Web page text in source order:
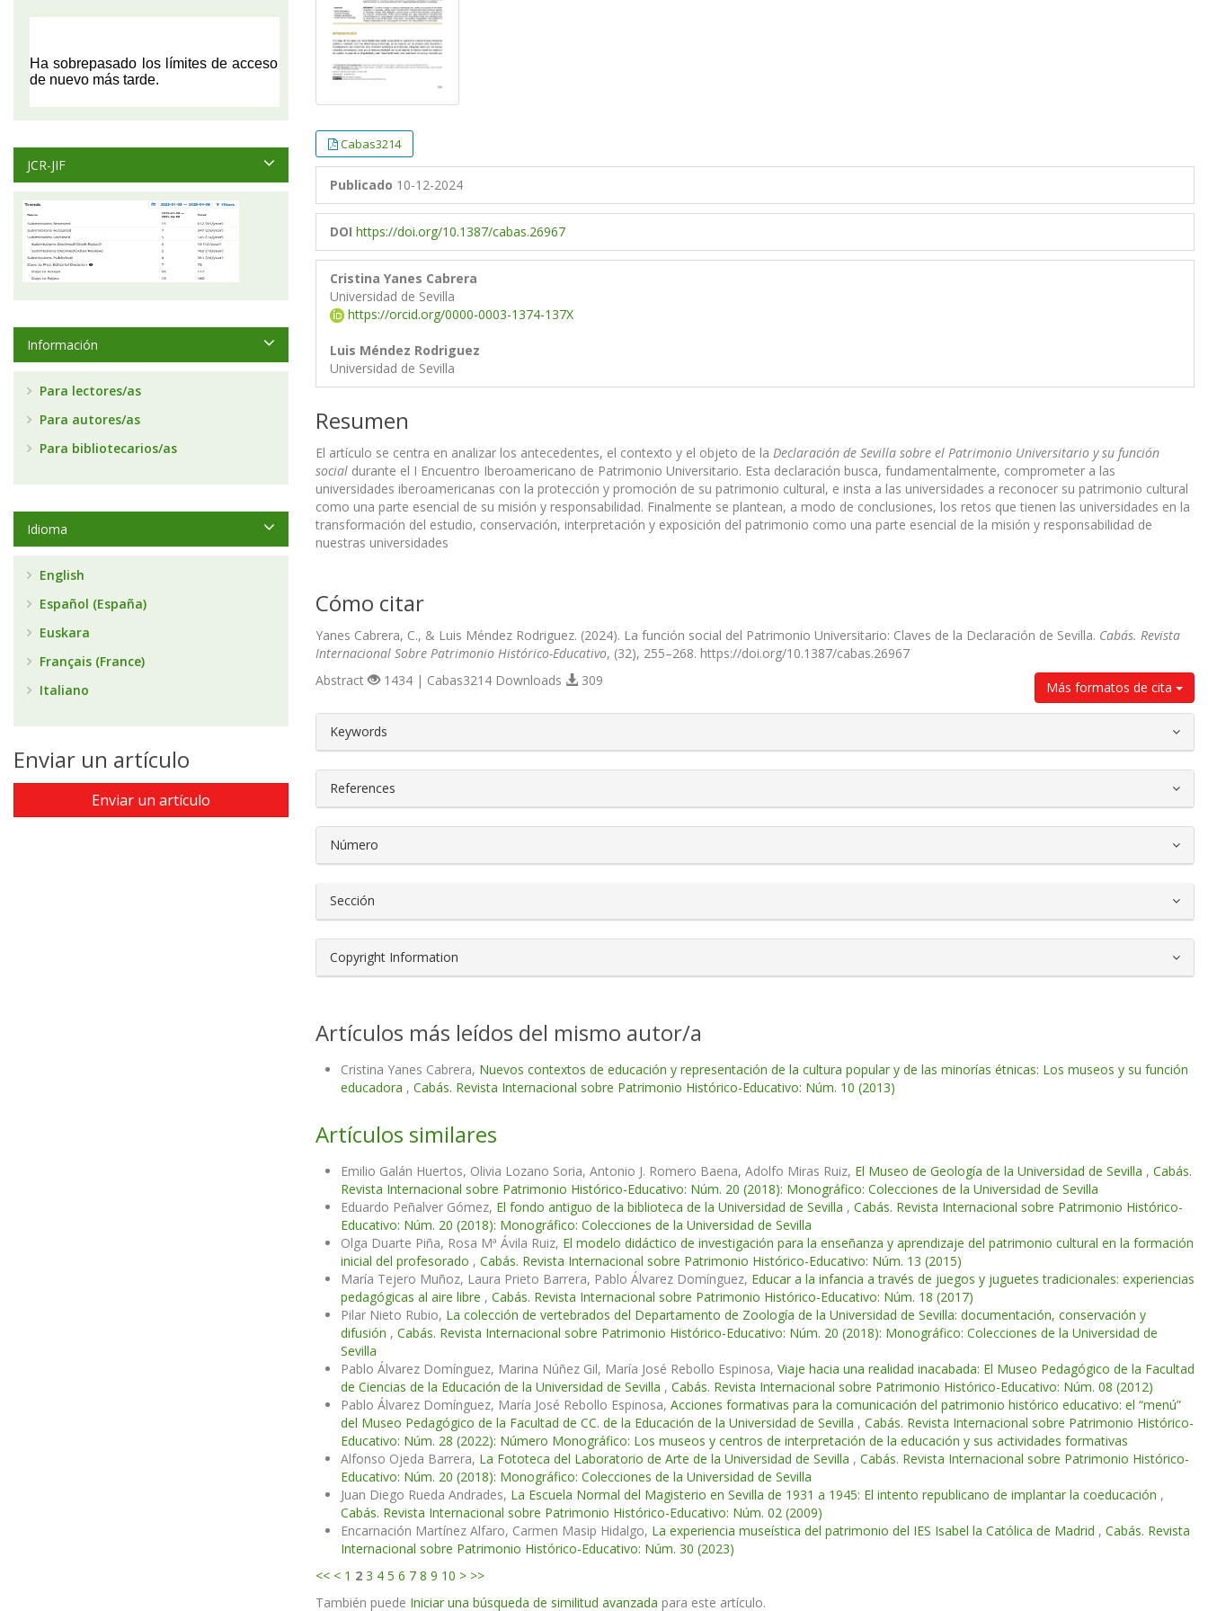
Cabas3214
Publicado 10-12-2024
DOI https://doi.org/10.1387/cabas.26967
Cristina Yanes Cabrera
Universidad de Sevilla
https://orcid.org/0000-0003-1374-137X
Luis Méndez Rodriguez
Universidad de Sevilla
Resumen
El artículo se centra en analizar los antecedentes, el contexto y el objeto de la Declaración de Sevilla sobre el Patrimonio Universitario y su función
social durante el I Encuentro Iberoamericano de Patrimonio Universitario. Esta declaración busca, fundamentalmente, comprometer a las
universidades iberoamericanas con la protección y promoción de su patrimonio cultural, e insta a las universidades a reconocer su patrimonio cultural
como una parte esencial de su misión y responsabilidad. Finalmente se plantean, a modo de conclusiones, los retos que tienen las universidades en la
transformación del estudio, conservación, interpretación y exposición del patrimonio como una parte esencial de la misión y responsabilidad de
nuestras universidades
Cómo citar
Yanes Cabrera, C., & Luis Méndez Rodriguez. (2024). La función social del Patrimonio Universitario: Claves de la Declaración de Sevilla. Cabás. Revista
Internacional Sobre Patrimonio Histórico-Educativo, (32), 255–268. https://doi.org/10.1387/cabas.26967
Más formatos de cita
Abstract 1434 | Cabas3214 Downloads 309
##plugins.themes.bootstrap3.article.details##
Keywords
References
Número
Sección
Copyright Information
Artículos más leídos del mismo autor/a
Cristina Yanes Cabrera, Nuevos contextos de educación y representación de la cultura popular y de las minorías étnicas: Los museos y su función
educadora , Cabás. Revista Internacional sobre Patrimonio Histórico-Educativo: Núm. 10 (2013)
Artículos similares
Emilio Galán Huertos, Olivia Lozano Soria, Antonio J. Romero Baena, Adolfo Miras Ruiz, El Museo de Geología de la Universidad de Sevilla , Cabás.
Revista Internacional sobre Patrimonio Histórico-Educativo: Núm. 20 (2018): Monográfico: Colecciones de la Universidad de Sevilla
Eduardo Peñalver Gómez, El fondo antiguo de la biblioteca de la Universidad de Sevilla , Cabás. Revista Internacional sobre Patrimonio Histórico-
Educativo: Núm. 20 (2018): Monográfico: Colecciones de la Universidad de Sevilla
Olga Duarte Piña, Rosa Mª Ávila Ruiz, El modelo didáctico de investigación para la enseñanza y aprendizaje del patrimonio cultural en la formación
inicial del profesorado , Cabás. Revista Internacional sobre Patrimonio Histórico-Educativo: Núm. 13 (2015)
María Tejero Muñoz, Laura Prieto Barrera, Pablo Álvarez Domínguez, Educar a la infancia a través de juegos y juguetes tradicionales: experiencias
pedagógicas al aire libre , Cabás. Revista Internacional sobre Patrimonio Histórico-Educativo: Núm. 18 (2017)
Pilar Nieto Rubio, La colección de vertebrados del Departamento de Zoología de la Universidad de Sevilla: documentación, conservación y
difusión , Cabás. Revista Internacional sobre Patrimonio Histórico-Educativo: Núm. 20 (2018): Monográfico: Colecciones de la Universidad de
Sevilla
Pablo Álvarez Domínguez, Marina Núñez Gil, María José Rebollo Espinosa, Viaje hacia una realidad inacabada: El Museo Pedagógico de la Facultad
de Ciencias de la Educación de la Universidad de Sevilla , Cabás. Revista Internacional sobre Patrimonio Histórico-Educativo: Núm. 08 (2012)
Pablo Álvarez Domínguez, María José Rebollo Espinosa, Acciones formativas para la comunicación del patrimonio histórico educativo: el “menú”
del Museo Pedagógico de la Facultad de CC. de la Educación de la Universidad de Sevilla , Cabás. Revista Internacional sobre Patrimonio Histórico-
Educativo: Núm. 28 (2022): Número Monográfico: Los museos y centros de interpretación de la educación y sus actividades formativas
Alfonso Ojeda Barrera, La Fototeca del Laboratorio de Arte de la Universidad de Sevilla , Cabás. Revista Internacional sobre Patrimonio Histórico-
Educativo: Núm. 20 (2018): Monográfico: Colecciones de la Universidad de Sevilla
Juan Diego Rueda Andrades, La Escuela Normal del Magisterio en Sevilla de 1931 a 1945: El intento republicano de implantar la coeducación ,
Cabás. Revista Internacional sobre Patrimonio Histórico-Educativo: Núm. 02 (2009)
Encarnación Martínez Alfaro, Carmen Masip Hidalgo, La experiencia museística del patrimonio del IES Isabel la Católica de Madrid , Cabás. Revista
Internacional sobre Patrimonio Histórico-Educativo: Núm. 30 (2023)
<< < 1 2 3 4 5 6 7 8 9 10 > >>
También puede Iniciar una búsqueda de similitud avanzada para este artículo.
JCR-JIF
Información
Para lectores/as
Para autores/as
Para bibliotecarios/as
Idioma
English
Español (España)
Euskara
Français (France)
Italiano
Enviar un artículo
Enviar un artículo